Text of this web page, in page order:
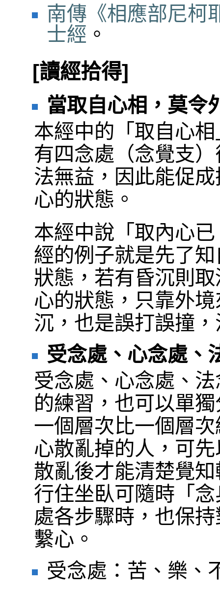
南傳《相應部尼柯
士經 。
[讀經拾得]
當取自心相，莫令
本經中的「取自心
有四念處（念覺支
法無益，因此能促
心的狀態。
本經中說「取內心
經的例子就是先了
狀態，若有昏沉則
心的狀態，只靠外
沉，也是誤打誤撞
受念處、心念處、
受念處、心念處、
的練習，也可以單
一個層次比一個層
心散亂掉的人，可
散亂後才能清楚覺
行住坐臥可隨時「
處各步驟時，也保
繫心。
受念處：苦、樂、